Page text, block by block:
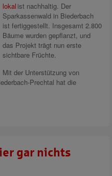
lokal ist nachhaltig. Der
Sparkassenwald in Biederbach
ist fertiggestellt. Insgesamt 2.800
Bäume wurden gepflanzt, und
das Projekt trägt nun erste
sichtbare Früchte.
Mit der Unterstützung von
Prechtal hat die
gar nichts